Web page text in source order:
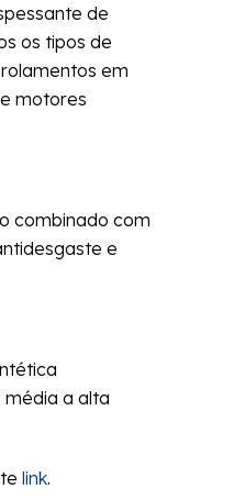
de
os tipos de
em
motores
combinado com
e
a alta
link.